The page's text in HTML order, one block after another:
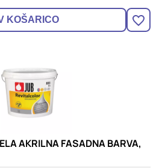
KOŠARICO
AKRILNA FASADNA BARVA,